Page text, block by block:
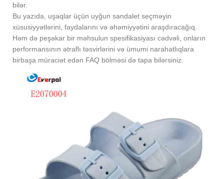
bilər.
Bu yazıda, uşaqlar üçün uyğun sandalet seçməyin
xüsusiyyətlərini, faydalarını və əhəmiyyətini araşdıracağıq.
Həm də peşəkar bir məhsulun spesifikasiyası cədvəli, onların
performansının ətraflı təsvirlərini və ümumi narahatlıqlara
birbaşa müraciət edən FAQ bölməsi də tapa bilərsiniz.